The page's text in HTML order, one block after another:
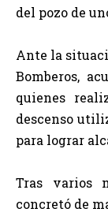
del pozo de
Ante la
Bomberos,
quienes
descenso
para lograr
Tras varios
concretó de